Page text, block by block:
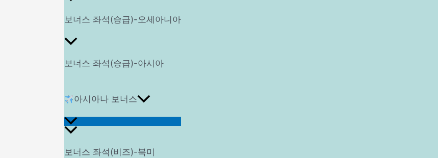
보너스 좌석(승급)-오세아니아
보너스 좌석(승급)-아시아
아시아나 보너스
보너스 좌석(비즈)-북미